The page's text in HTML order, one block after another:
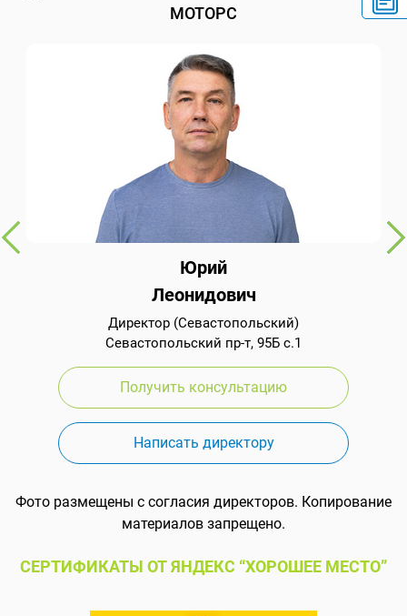
МОТОРС
Юрий
Леонидович
Директор (Севастопольский)
Севастопольский пр-т, 95Б с.1
Получить консультацию
Написать директору
Фото размещены с согласия директоров. Копирование
материалов запрещено.
СЕРТИФИКАТЫ ОТ ЯНДЕКС “ХОРОШЕЕ МЕСТО”